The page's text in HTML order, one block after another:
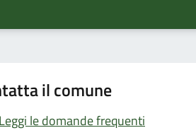
il comune
Leggi le domande frequenti